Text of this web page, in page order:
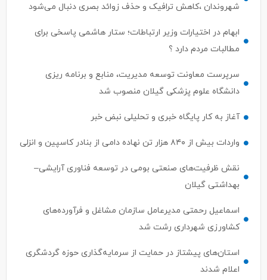
شهروندان ،کاهش ترافیک و حذف زوائد بصری دنبال می‌شود
ابهام در اختیارات وزیر ارتباطات؛ ستار هاشمی پاسخی برای
مطالبات مردم دارد ؟
سرپرست معاونت توسعه مدیریت، منابع و برنامه ریزی
دانشگاه علوم پزشکی گیلان منصوب شد
آغاز به کار پایگاه خبری و تحلیلی نبض خبر
واردات بیش از ۸۴۰ هزار تن نهاده دامی از بنادر كاسپین و انزلی
نقش ظرفیت‌های صنعتی بومی در توسعه فناوری آرایشی–
بهداشتی گیلان
اسماعیل رحمتی مدیرعامل سازمان مشاغل و فرآورده‌های
کشاورزی شهرداری رشت شد
استان‌های پیشتاز در حمایت از سرمایه‌گذاری حوزه گردشگری
اعلام شدند